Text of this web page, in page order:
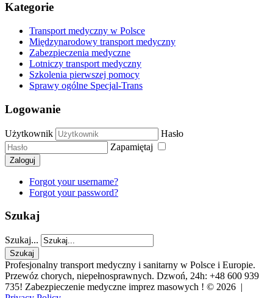
Kategorie
Transport medyczny w Polsce
Międzynarodowy transport medyczny
Zabezpieczenia medyczne
Lotniczy transport medyczny
Szkolenia pierwszej pomocy
Sprawy ogólne Specjal-Trans
Logowanie
Użytkownik
Hasło
Zapamiętaj
Zaloguj
Forgot your username?
Forgot your password?
Szukaj
Szukaj...
Szukaj
Profesjonalny transport medyczny i sanitarny w Polsce i Europie.
Przewóz chorych, niepełnosprawnych. Dzwoń, 24h: +48 600 939
735! Zabezpieczenie medyczne imprez masowych ! © 2026 |